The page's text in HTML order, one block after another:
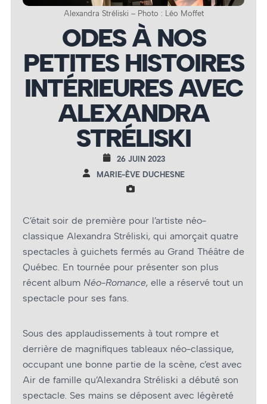
Alexandra Stréliski – Photo : Léo Moffet
ODES À NOS
PETITES HISTOIRES
INTÉRIEURES AVEC
ALEXANDRA
STRÉLISKI
26 JUIN 2023
MARIE-ÈVE DUCHESNE
C’était soir de première pour l’artiste néo-
classique Alexandra Stréliski, qui amorçait quatre
spectacles à guichets fermés au Grand Théâtre de
Québec. En tournée pour présenter son plus
récent album Néo-Romance, elle a réservé tout un
spectacle pour ses fans.
Sous des applaudissements à tout rompre et
derrière de magnifiques tableaux néo-classique,
occupant une bonne partie de la scène, c’est avec
Air de famille qu’Alexandra Stréliski a débuté son
spectacle. Ses mains se déposent avec légèreté